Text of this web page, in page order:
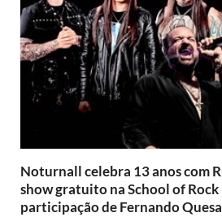
Noturnall celebra 13 anos com
show gratuito na School of
participação de Fernando